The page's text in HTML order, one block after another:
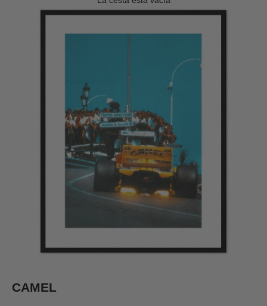
CAMEL